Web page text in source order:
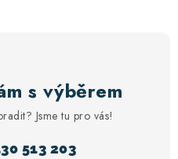
s výběrem
Jsme tu pro vás!
513 203